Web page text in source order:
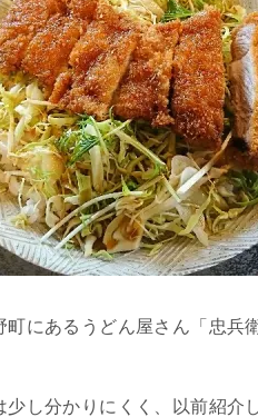
にあるうどん屋さん「忠兵
し分かりにくく、以前紹介